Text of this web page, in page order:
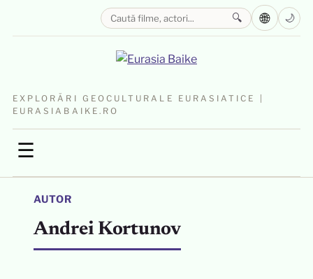
EXPLORĂRI GEOCULTURALE EURASIATICE |
EURASIABAIKE.RO
☰
🔍 🌐 🌙
AUTOR
Andrei Kortunov